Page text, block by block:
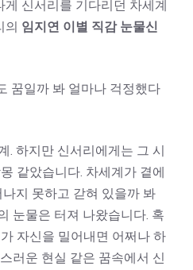
게 신서리를 기다리던 차세계
의 임지연 이별 직감 눈물신
꿈일까 봐 얼마나 걱정했다
. 하지만 신서리에게는 그 시
같았습니다. 차세계가 곁에
지 못하고 갇혀 있을까 봐
눈물은 터져 나왔습니다. 혹
자신을 밀어내면 어쩌나 하
러운 현실 같은 꿈속에서 신